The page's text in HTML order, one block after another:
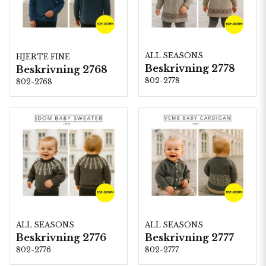
HJERTE FINE
Beskrivning 2768
802-2768
ALL SEASONS
Beskrivning 2778
802-2778
ALL SEASONS
Beskrivning 2776
802-2776
ALL SEASONS
Beskrivning 2777
802-2777